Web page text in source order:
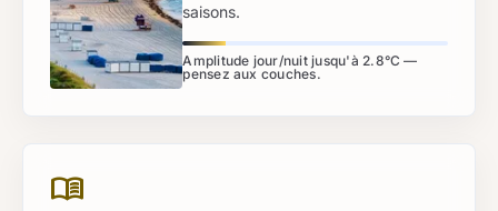
saisons.
Amplitude jour/nuit jusqu'à 2.8°C —
pensez aux couches.
menu_book